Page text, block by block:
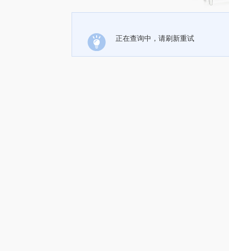
正在查询中，请刷新重试